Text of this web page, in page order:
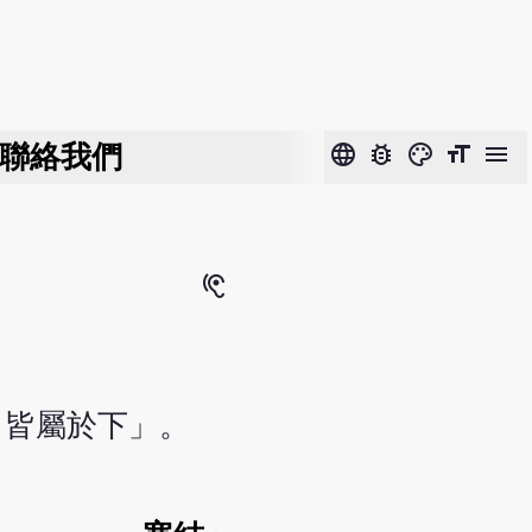
聯絡我們 language bug_report color_lens format_size menu
hearing
屬於下」。